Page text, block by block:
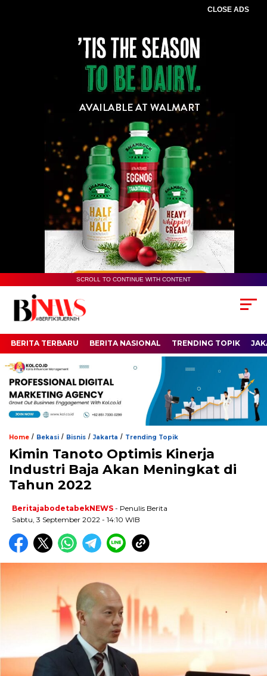
CLOSE ADS
SCROLL TO CONTINUE WITH CONTENT
BERITA TERBARU BERITA NASIONAL TRENDING TOPIK
Home / Bekasi / Bisnis / Jakarta / Trending Topik
Kimin Tanoto Optimis Kinerja
Industri Baja Akan Meningkat di
Tahun 2022
BeritajabodetabekNEWS - Penulis Berita
Sabtu, 3 September 2022 - 14:10 WIB